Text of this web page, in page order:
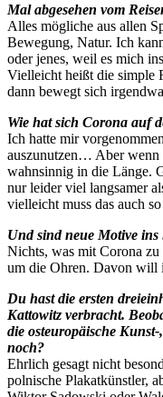
Mal abgesehen vom
Alles mögliche aus allen
Bewegung, Natur. Ich
oder jenes, weil es mich
Vielleicht heißt die simple
dann bewegt sich
Wie hat sich Corona auf
Ich hatte mir
auszunutzen… Aber wenn
wahnsinnig in die Länge.
nur leider viel langsamer
vielleicht muss das auch
Und sind neue Motive ins
Nichts, was mit Corona zu
um die Ohren. Davon will
Du hast die ersten
Kattowitz verbracht.
die osteuropäische
noch?
Ehrlich gesagt nicht
polnische Plakatkünstler,